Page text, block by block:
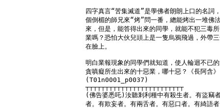
四字真言“苦集滅道”是學佛者朗朗上口的名詞
個倒楣的師兄來“烤”問一番，總能烤出一堆佛
來，但是，能答得出來的同學，就能不犯三毒
業嗎？恐怕大伙兒頭上是一隻烏鴉飛過，外帶
在臉上。
明白業報現象的同學們就知道，使人輪迴不已
貪嗔癡所生出來的十惡業，哪十惡？《長阿含
(T01n0001_p0037)
┬┬┬┬┬┬┬┬┬┬┬┬┬┬┬┬┬┬┬┬┬┬┬┬┬
(佛告婆悉吒)汝聽剎利種中有殺生者。有盜竊
者。有欺妄者。有兩舌者。有惡口者。有綺語